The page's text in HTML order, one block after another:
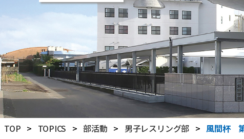
校
田
学
園
鹿
屋
中
高
等
TOP > TOPICS > 部活動 > 男子レスリング部 > 風間杯